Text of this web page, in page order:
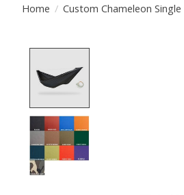
Home / Custom Chameleon